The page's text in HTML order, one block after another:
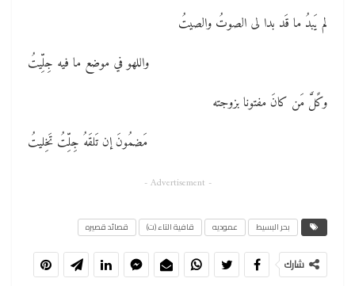
لم يَبدُ ما قَد بدا لى الصوتُ والصيتُ
واللهو في موضع ما فيه جِلِّيتُ
وكًلَّ مَن كانَ مفتونا بزوجته
مَضمُونَ إن تَلقَهُ جِلِّتُ تَخِليتُ
- Advertisement -
بحر البسيط عموديه قافية التاء (ت) قصائد قصيره
شارك